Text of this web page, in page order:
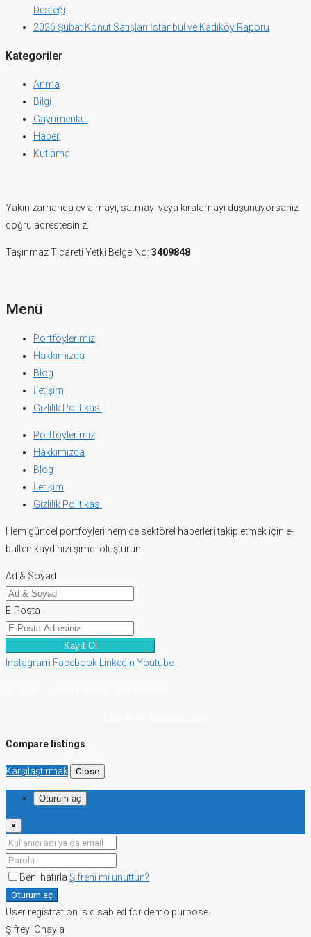
Desteği
2026 Şubat Konut Satışları İstanbul ve Kadıköy Raporu
Kategoriler
Anma
Bilgi
Gayrimenkul
Haber
Kutlama
Yakın zamanda ev almayı, satmayı veya kiralamayı düşünüyorsanız
doğru adrestesiniz.
Taşınmaz Ticareti Yetki Belge No: 3409848
Menü
Portföylerimiz
Hakkımızda
Blog
İletişim
Gizlilik Politikası
Portföylerimiz
Hakkımızda
Blog
İletişim
Gizlilik Politikası
Hem güncel portföyleri hem de sektörel haberleri takip etmek için e-
bülten kaydınızı şimdi oluşturun.
Ad & Soyad
E-Posta
Kayıt Ol
Instagram Facebook Linkedin Youtube
Compare listings
Karşılaştırmak Close
Oturum aç
×
Beni hatırla Şifreni mi unuttun?
Oturum aç
User registration is disabled for demo purpose.
Şifreyi Onayla